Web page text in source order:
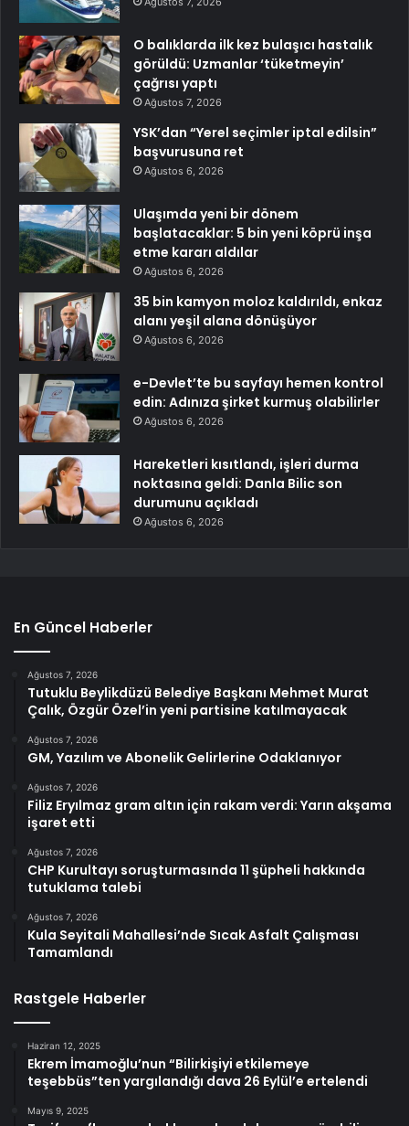
O balıklarda ilk kez bulaşıcı hastalık
görüldü: Uzmanlar ‘tüketmeyin’
çağrısı yaptı
Ağustos 7, 2026
YSK’dan “Yerel seçimler iptal edilsin”
başvurusuna ret
Ağustos 6, 2026
Ulaşımda yeni bir dönem
başlatacaklar: 5 bin yeni köprü inşa
etme kararı aldılar
Ağustos 6, 2026
35 bin kamyon moloz kaldırıldı, enkaz
alanı yeşil alana dönüşüyor
Ağustos 6, 2026
e-Devlet’te bu sayfayı hemen kontrol
edin: Adınıza şirket kurmuş olabilirler
Ağustos 6, 2026
Hareketleri kısıtlandı, işleri durma
noktasına geldi: Danla Bilic son
durumunu açıkladı
Ağustos 6, 2026
En Güncel Haberler
Ağustos 7, 2026
Tutuklu Beylikdüzü Belediye Başkanı Mehmet Murat
Çalık, Özgür Özel’in yeni partisine katılmayacak
Ağustos 7, 2026
GM, Yazılım ve Abonelik Gelirlerine Odaklanıyor
Ağustos 7, 2026
Filiz Eryılmaz gram altın için rakam verdi: Yarın akşama
işaret etti
Ağustos 7, 2026
CHP Kurultayı soruşturmasında 11 şüpheli hakkında
tutuklama talebi
Ağustos 7, 2026
Kula Seyitali Mahallesi’nde Sıcak Asfalt Çalışması
Tamamlandı
Rastgele Haberler
Haziran 12, 2025
Ekrem İmamoğlu’nun “Bilirkişiyi etkilemeye
teşebbüs”ten yargılandığı dava 26 Eylül’e ertelendi
Mayıs 9, 2025